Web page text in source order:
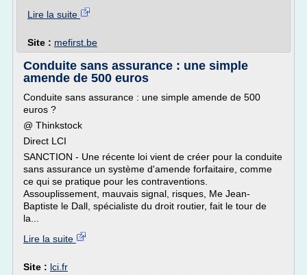
Lire la suite
Site : mefirst.be
Conduite sans assurance : une simple
amende de 500 euros
Conduite sans assurance : une simple amende de 500
euros ?
@ Thinkstock
Direct LCI
SANCTION - Une récente loi vient de créer pour la conduite
sans assurance un système d'amende forfaitaire, comme
ce qui se pratique pour les contraventions.
Assouplissement, mauvais signal, risques, Me Jean-
Baptiste le Dall, spécialiste du droit routier, fait le tour de
la...
Lire la suite
Site : lci.fr